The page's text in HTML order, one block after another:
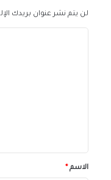
لن يتم نشر عنوان بريدك
*الاسم *